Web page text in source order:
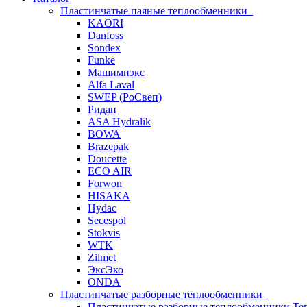
Пластинчатые паяные теплообменники
KAORI
Danfoss
Sondex
Funke
Машимпэкс
Alfa Laval
SWEP (РоСвеп)
Ридан
ASA Hydralik
BOWA
Brazepak
Doucette
ECO AIR
Forwon
HISAKA
Hydac
Secespol
Stokvis
WTK
Zilmet
ЭксЭко
ONDA
Пластинчатые разборные теплообменники